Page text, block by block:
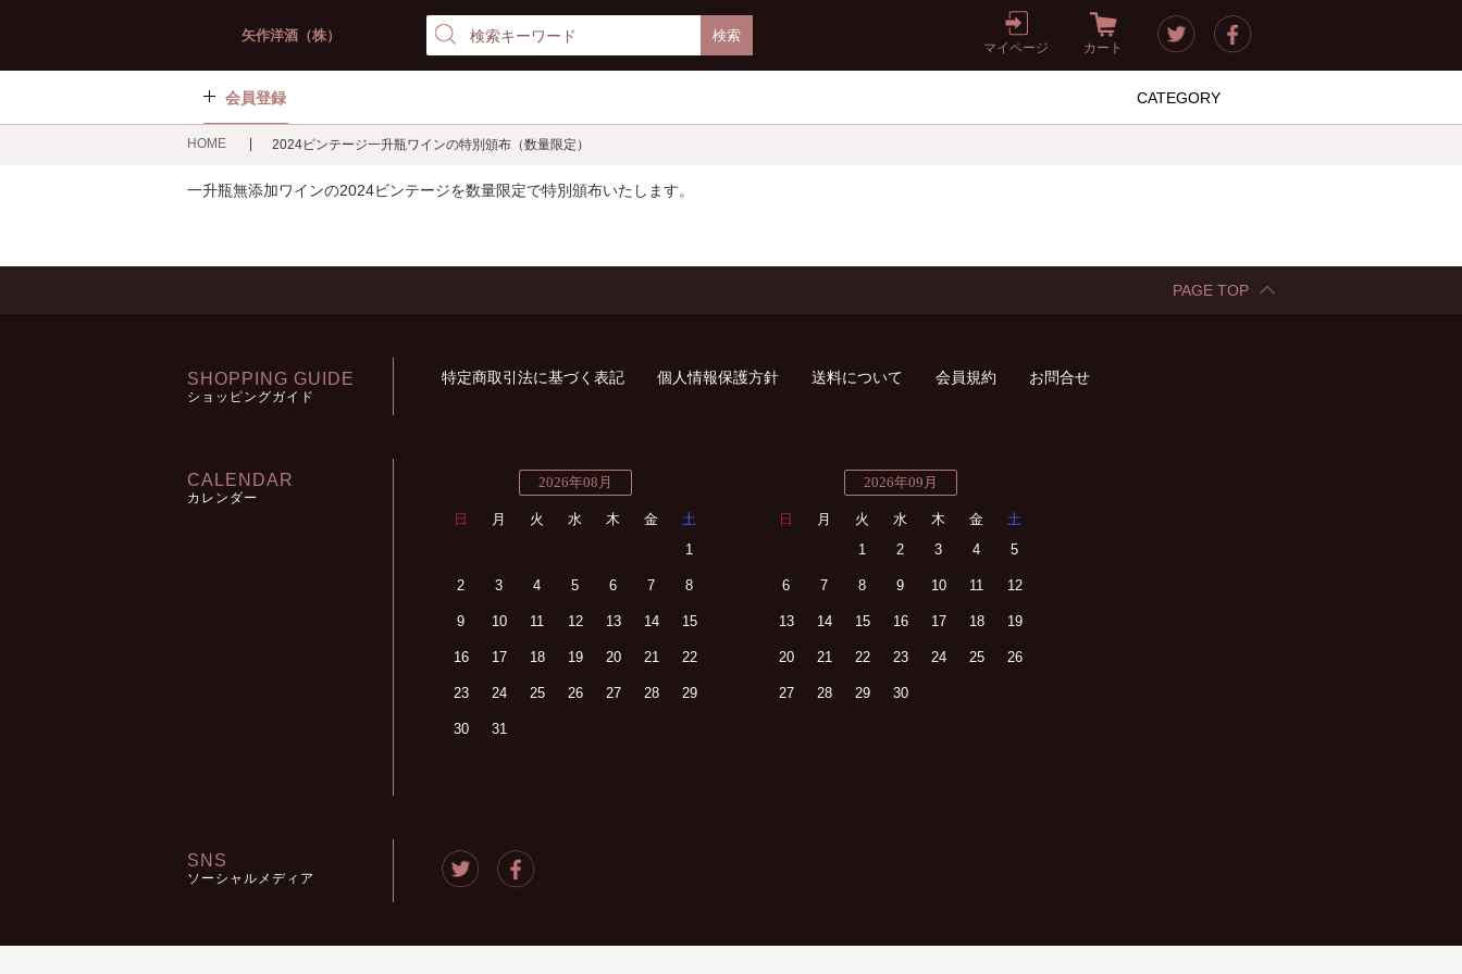
矢作洋酒（株）
マイページ カート
会員登録 CATEGORY
HOME 2024ビンテージ一升瓶ワインの特別頒布（数量限定）
一升瓶無添加ワインの2024ビンテージを数量限定で特別頒布いたします。
PAGE TOP
SHOPPING GUIDE
ショッピングガイド
特定商取引法に基づく表記 個人情報保護方針 送料について 会員規約 お問合せ
CALENDAR
カレンダー
2026年08月
日 月 火 水 木 金
土
1
2 3 4 5 6 7 8
9 10 11 12 13 14 15
16 17 18 19 20 21 22
23 24 25 26 27 28 29
30 31
2026年09月
日 月 火 水 木 金
土
1
2 3 4 5
6 7 8 9 10 11 12
13 14 15 16 17 18 19
20 21 22 23 24 25 26
27 28 29 30
SNS
ソーシャルメディア